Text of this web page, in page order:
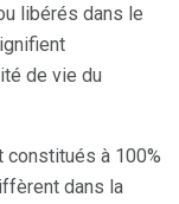
libérés dans le
de vie du
constitués à 100%
dans la